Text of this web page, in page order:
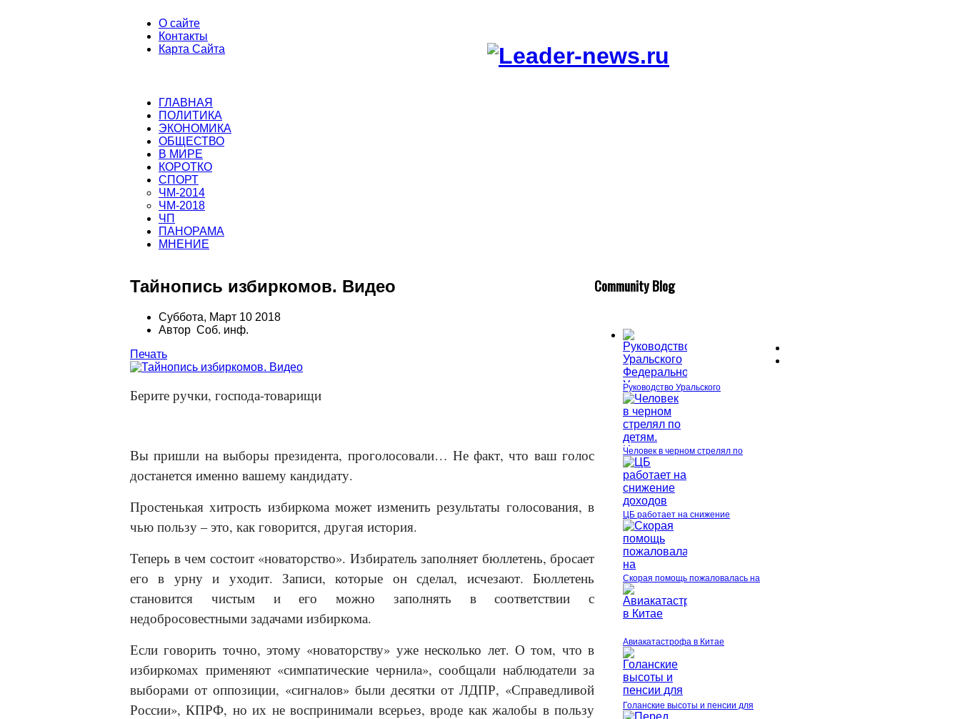
О сайте
Контакты
Карта Сайта
ГЛАВНАЯ
ПОЛИТИКА
ЭКОНОМИКА
ОБЩЕСТВО
В МИРЕ
КОРОТКО
СПОРТ
ЧМ-2014
ЧМ-2018
ЧП
ПАНОРАМА
МНЕНИЕ
Тайнопись избиркомов. Видео
Суббота, Март 10 2018
Автор Соб. инф.
Печать
Берите ручки, господа-товарищи
Вы пришли на выборы президента, проголосовали… Не факт, что ваш голос
достанется именно вашему кандидату.
Простенькая хитрость избиркома может изменить результаты голосования, в
чью пользу – это, как говорится, другая история.
Теперь в чем состоит «новаторство». Избиратель заполняет бюллетень, бросает
его в урну и уходит. Записи, которые он сделал, исчезают. Бюллетень
становится чистым и его можно заполнять в соответствии с
недобросовестными задачами избиркома.
Если говорить точно, этому «новаторству» уже несколько лет. О том, что в
избиркомах применяют «симпатические чернила», сообщали наблюдатели за
выборами от оппозиции, «сигналов» были десятки от ЛДПР, «Справедливой
России», КПРФ, но их не воспринимали всерьез, вроде как жалобы в пользу
Community Blog
Руководство Уральского
Человек в черном стрелял по
ЦБ работает на снижение
Скорая помощь пожаловалась на
Авиакатастрофа в Китае
Голанские высоты и пенсии для